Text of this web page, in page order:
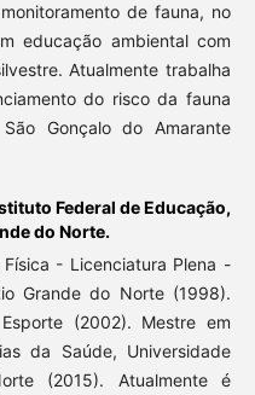
de fauna, no
educação ambiental com
Atualmente trabalha
do risco da fauna
Gonçalo do Amarante
Federal de Educação,
do Norte.
- Licenciatura Plena -
Grande do Norte (1998).
(2002). Mestre em
da Saúde, Universidade
(2015). Atualmente é